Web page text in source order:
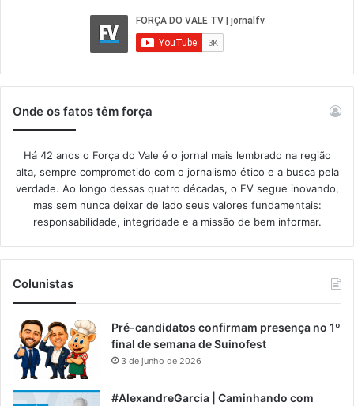
Onde os fatos têm força
Há 42 anos o Força do Vale é o jornal mais lembrado na região
alta, sempre comprometido com o jornalismo ético e a busca pela
verdade. Ao longo dessas quatro décadas, o FV segue inovando,
mas sem nunca deixar de lado seus valores fundamentais:
responsabilidade, integridade e a missão de bem informar.​
Colunistas
Pré-candidatos confirmam presença no 1º
final de semana de Suinofest
3 de junho de 2026
#AlexandreGarcia | Caminhando com